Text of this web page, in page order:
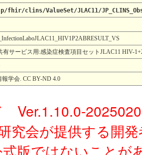
clins/ValueSet/JLAC11/
有サービス用:感染症検査項目セットJLAC11 HIV-
報学会. CC BY-ND 4.0
Ver.1.10.0-
究会が提供する開
版ではないことが